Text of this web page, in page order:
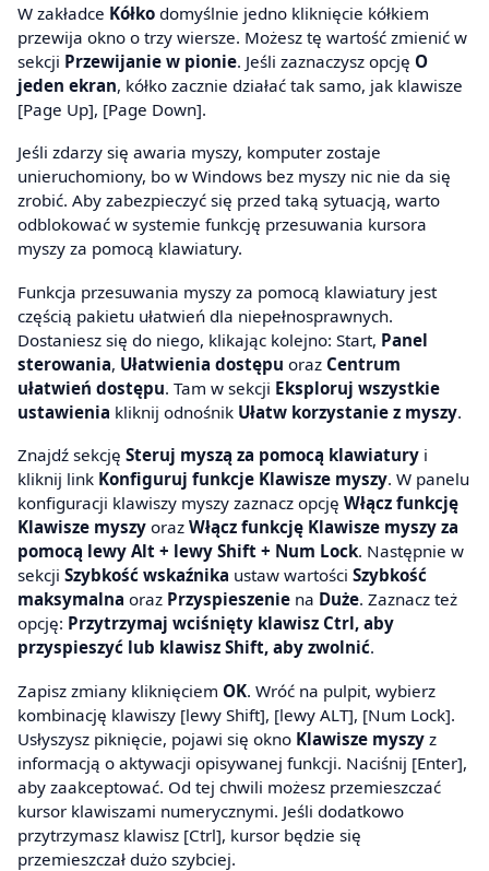
W zakładce Kółko domyślnie jedno kliknięcie kółkiem
przewija okno o trzy wiersze. Możesz tę wartość zmienić w
sekcji Przewijanie w pionie. Jeśli zaznaczysz opcję O
jeden ekran, kółko zacznie działać tak samo, jak klawisze
[Page Up], [Page Down].
Jeśli zdarzy się awaria myszy, komputer zostaje
unieruchomiony, bo w Windows bez myszy nic nie da się
zrobić. Aby zabezpieczyć się przed taką sytuacją, warto
odblokować w systemie funkcję przesuwania kursora
myszy za pomocą klawiatury.
Funkcja przesuwania myszy za pomocą klawiatury jest
częścią pakietu ułatwień dla niepełnosprawnych.
Dostaniesz się do niego, klikając kolejno: Start, Panel
sterowania, Ułatwienia dostępu oraz Centrum
ułatwień dostępu. Tam w sekcji Eksploruj wszystkie
ustawienia kliknij odnośnik Ułatw korzystanie z myszy.
Znajdź sekcję Steruj myszą za pomocą klawiatury i
kliknij link Konfiguruj funkcje Klawisze myszy. W panelu
konfiguracji klawiszy myszy zaznacz opcję Włącz funkcję
Klawisze myszy oraz Włącz funkcję Klawisze myszy za
pomocą lewy Alt + lewy Shift + Num Lock. Następnie w
sekcji Szybkość wskaźnika ustaw wartości Szybkość
maksymalna oraz Przyspieszenie na Duże. Zaznacz też
opcję: Przytrzymaj wciśnięty klawisz Ctrl, aby
przyspieszyć lub klawisz Shift, aby zwolnić.
Zapisz zmiany kliknięciem OK. Wróć na pulpit, wybierz
kombinację klawiszy [lewy Shift], [lewy ALT], [Num Lock].
Usłyszysz piknięcie, pojawi się okno Klawisze myszy z
informacją o aktywacji opisywanej funkcji. Naciśnij [Enter],
aby zaakceptować. Od tej chwili możesz przemieszczać
kursor klawiszami numerycznymi. Jeśli dodatkowo
przytrzymasz klawisz [Ctrl], kursor będzie się
przemieszczał dużo szybciej.